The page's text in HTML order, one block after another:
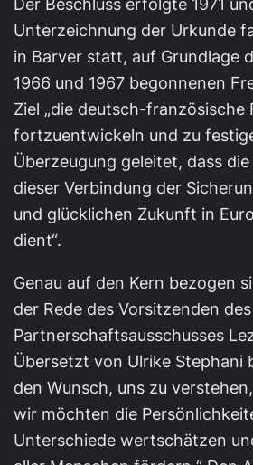
Der Beschluss erfolgte 1971
Unterzeichnung der Urkunde
in Barver statt, auf Grundlage
1966 und 1967 begonnenen
Ziel „die deutsch-französische
fortzuentwickeln und zu
Überzeugung geleitet, dass
dieser Verbindung der
und glücklichen Zukunft in
dient“.
Genau auf den Kern bezogen
der Rede des Vorsitzenden des
Partnerschaftsausschusses
Übersetzt von Ulrike Stephani
den Wunsch, uns zu
wir möchten die
Unterschiede wertschätzen